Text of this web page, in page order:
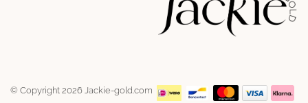
© Copyright 2026 Jackie-gold.com